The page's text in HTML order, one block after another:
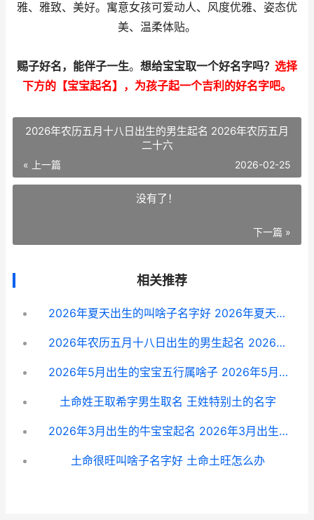
雅、雅致、美好。寓意女孩可爱动人、风度优雅、姿态优
美、温柔体贴。
赐子好名，能伴子一生。 想给宝宝取一个好名字吗？ 选择
下方的【宝宝起名】，为孩子起一个吉利的好名字吧。
2026年农历五月十八日出生的男生起名 2026年农历五月
二十六
« 上一篇 2026-02-25
没有了！
下一篇 »
相关推荐
2026年夏天出生的叫啥子名字好 2026年夏天出生的女孩名字
2026年农历五月十八日出生的男生起名 2026年农历五月二十六
2026年5月出生的宝宝五行属啥子 2026年5月出生的宝宝属什么
土命姓王取希字男生取名 王姓特别土的名字
2026年3月出生的牛宝宝起名 2026年3月出生的孩子免学费吗
土命很旺叫啥子名字好 土命土旺怎么办